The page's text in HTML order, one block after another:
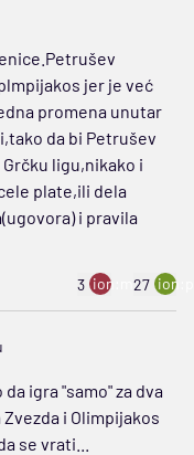
jer je već
promena unutar
da bi Petrušev
ligu,nikako i
plate,ili dela
i pravila
3 ion:minus
27
igra "samo" za dva
i Olimpijakos
se vrati...